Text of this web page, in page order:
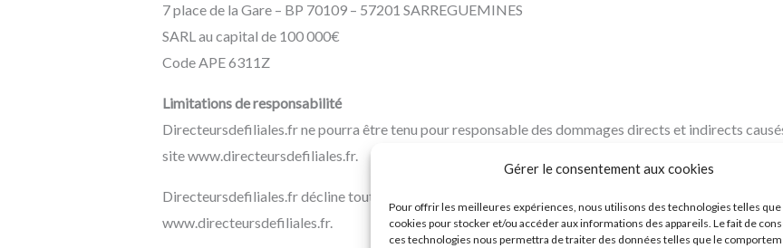
Gérer le consentement aux cookies
Pour offrir les meilleures expériences, nous utilisons des technologies telles que
cookies pour stocker et/ou accéder aux informations des appareils. Le fait de
ces technologies nous permettra de traiter des données telles que le
7 place de la Gare – BP 70109 – 57201 SARREGUEMINES
SARL au capital de 100 000€
Code APE 6311Z
Limitations de responsabilité
Directeursdefiliales.fr ne pourra être tenu pour responsable des dommages directs et indirects
site www.directeursdefiliales.fr.
Directeursdefiliales.fr décline toute responsabilité quant à l’utilisation qui pourrait être faite des
www.directeursdefiliales.fr.